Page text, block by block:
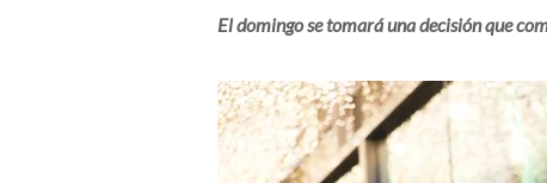
El domingo se tomará una decisión que